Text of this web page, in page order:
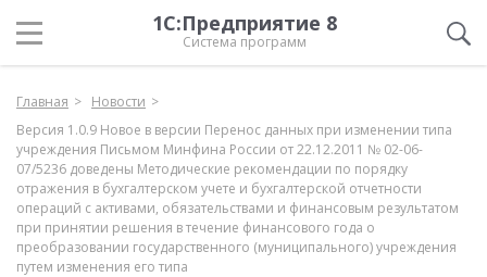
1С:Предприятие 8
Система программ
Главная
Новости
Версия 1.0.9 Новое в версии Перенос данных при изменении типа
учреждения Письмом Минфина России от 22.12.2011 № 02-06-
07/5236 доведены Методические рекомендации по порядку
отражения в бухгалтерском учете и бухгалтерской отчетности
операций с активами, обязательствами и финансовым результатом
при принятии решения в течение финансового года о
преобразовании государственного (муниципального) учреждения
путем изменения его типа